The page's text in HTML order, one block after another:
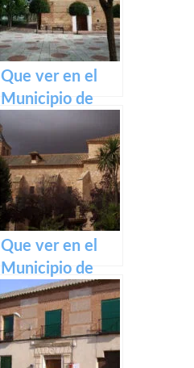
Mancha
Que ver en el
Municipio de
Cañada de
Calatrava en
Castilla La
Mancha
Que ver en el
Municipio de
Pozuelo de
Calatrava en
Castilla La
Mancha